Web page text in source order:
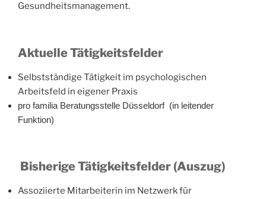
Gesundheitsmanagement.
Aktuelle Tätigkeitsfelder
Selbstständige Tätigkeit im psychologischen
Arbeitsfeld in eigener Praxis
pro familia Beratungsstelle Düsseldorf (in leitender
Funktion)
Bisherige Tätigkeitsfelder (Auszug)
Assoziierte Mitarbeiterin im Netzwerk für